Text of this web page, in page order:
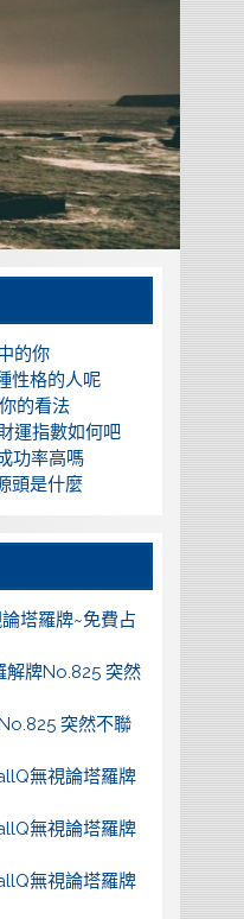
的你
性格的人呢
的看法
運指數如何吧
功率高嗎
頭是什麼
塔羅牌~免費占
解牌No.825 突然
突然不聯
無視論塔羅牌
無視論塔羅牌
無視論塔羅牌